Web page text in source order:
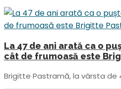
La 47 de ani arată ca o
cât de frumoasă este
Brigitte Pastramă, la vârsta de